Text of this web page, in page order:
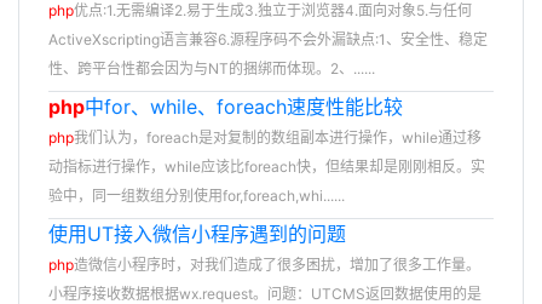
php优点:1.无需编译2.易于生成3.独立于浏览器4.面向对象5.与任何
ActiveXscripting语言兼容6.源程序码不会外漏缺点:1、安全性、稳定
性、跨平台性都会因为与NT的捆绑而体现。2、......
php中for、while、foreach速度性能比较
php我们认为，foreach是对复制的数组副本进行操作，while通过移
动指标进行操作，while应该比foreach快，但结果却是刚刚相反。实
验中，同一组数组分别使用for,foreach,whi......
使用UT接入微信小程序遇到的问题
php造微信小程序时，对我们造成了很多困扰，增加了很多工作量。
小程序接收数据根据wx.request。问题：UTCMS返回数据使用的是